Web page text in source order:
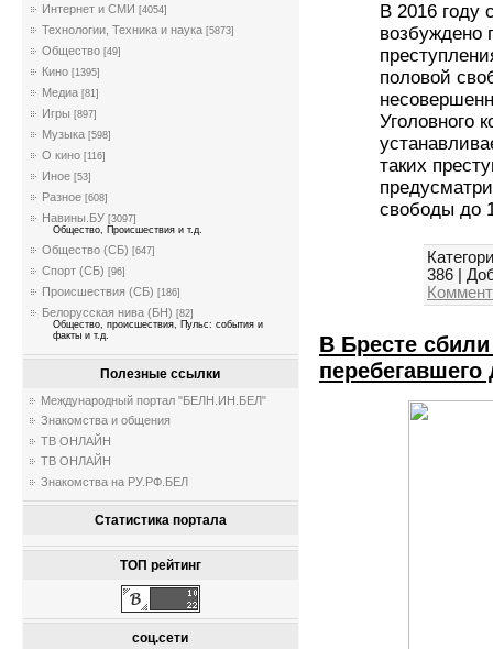
Интернет и СМИ [4054]
Технологии, Техника и наука [5873]
Общество [49]
Кино [1395]
Медиа [81]
Игры [897]
Музыка [598]
О кино [116]
Иное [53]
Разное [608]
Навины.БУ [3097]
Общество, Происшествия и т.д.
Общество (СБ) [647]
Спорт (СБ) [96]
Происшествия (СБ) [186]
Белорусская нива (БН) [82]
Общество, происшествия, Пульс: события и
факты и т.д.
Полезные ссылки
Международный портал "БЕЛН.ИН.БЕЛ"
Знакомства и общения
ТВ ОНЛАЙН
ТВ ОНЛАЙН
Знакомства на РУ.РФ.БЕЛ
Статистика портала
ТОП рейтинг
соц.сети
В 2016 году
возбуждено
половой
Уголовного
таких
свободы до
386
В Бресте сбили
перебегавшего